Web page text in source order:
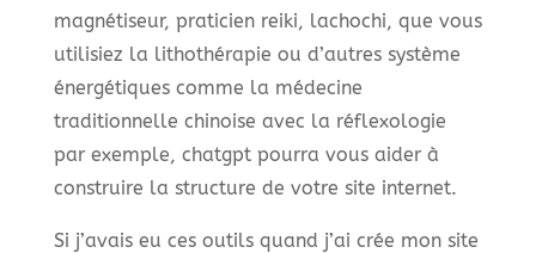
magnétiseur, praticien reiki, lachochi, que vous
utilisiez la lithothérapie ou d’autres système
énergétiques comme la médecine
traditionnelle chinoise avec la réflexologie
par exemple, chatgpt pourra vous aider à
construire la structure de votre site internet.
Si j’avais eu ces outils quand j’ai crée mon site